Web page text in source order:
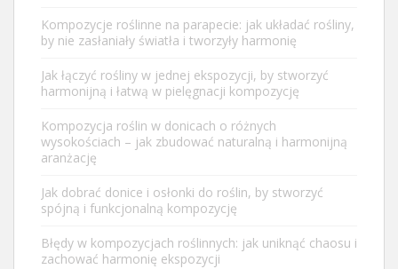
Kompozycje roślinne na parapecie: jak układać rośliny,
by nie zasłaniały światła i tworzyły harmonię
Jak łączyć rośliny w jednej ekspozycji, by stworzyć
harmonijną i łatwą w pielęgnacji kompozycję
Kompozycja roślin w donicach o różnych
wysokościach – jak zbudować naturalną i harmonijną
aranżację
Jak dobrać donice i osłonki do roślin, by stworzyć
spójną i funkcjonalną kompozycję
Błędy w kompozycjach roślinnych: jak uniknąć chaosu i
zachować harmonię ekspozycji